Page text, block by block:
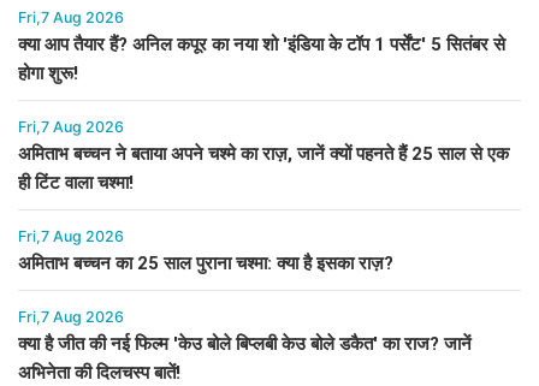
Fri,7 Aug 2026
क्या आप तैयार हैं? अनिल कपूर का नया शो 'इंडिया के टॉप 1 पर्सेंट' 5 सितंबर से
होगा शुरू!
Fri,7 Aug 2026
अमिताभ बच्चन ने बताया अपने चश्मे का राज़, जानें क्यों पहनते हैं 25 साल से एक
ही टिंट वाला चश्मा!
Fri,7 Aug 2026
अमिताभ बच्चन का 25 साल पुराना चश्मा: क्या है इसका राज़?
Fri,7 Aug 2026
क्या है जीत की नई फिल्म 'केउ बोले बिप्लबी केउ बोले डकैत' का राज? जानें
अभिनेता की दिलचस्प बातें!